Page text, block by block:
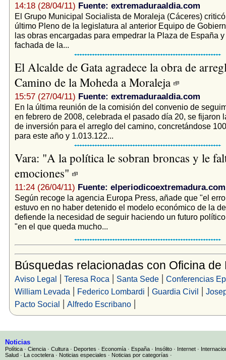
14:18 (28/04/11) Fuente: extremaduraaldia.com
El Grupo Municipal Socialista de Moraleja (Cáceres)
último Pleno de la legislatura al anterior Equipo de
las obras encargadas para empedrar la Plaza de España
fachada de la...
El Alcalde de Gata agradece la obra de
Camino de la Moheda a Moraleja
15:57 (27/04/11) Fuente: extremaduraaldia.com
En la última reunión de la comisión del convenio de
en febrero de 2008, celebrada el pasado día 20, se fijaron
de inversión para el arreglo del camino, concretándose
para este año y 1.013.122...
Vara: "A la política le sobran broncas y le
emociones"
11:24 (26/04/11) Fuente: elperiodicoextremadura.com
Según recoge la agencia Europa Press, añade que "el
estuvo en no haber detenido el modelo económico de la
defiende la necesidad de seguir haciendo un futuro
"en el que queda mucho...
Búsquedas relacionadas con Oficina de
Aviso Legal | Teresa Roca | Santa Sede| Conferencias
William Levada | Federico Lombardi | Guardia Civil |
Pacto Social | Alfredo Escribano|
Noticias
Política · Ciencia · Cultura · Deportes · Economía · España · Insólito · Internet ·
Salud · La coctelera · Noticias especiales · Noticias por categorías ·